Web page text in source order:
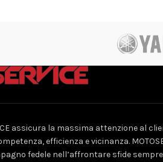
assicura la massima attenzione al
efficienza e vicinanza.
fedele nell’affrontare sfide